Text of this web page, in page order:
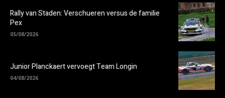
Rally van Staden: Verschueren versus de familie
Pex
05/08/2026
Junior Planckaert vervoegt Team Longin
04/08/2026